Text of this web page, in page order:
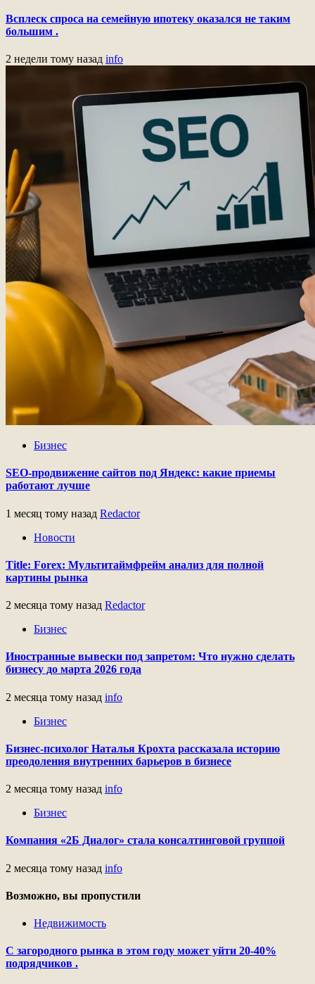
Всплеск спроса на семейную ипотеку оказался не таким
большим .
2 недели тому назад info
Бизнес
SEO-продвижение сайтов под Яндекс: какие приемы
работают лучше
1 месяц тому назад Redactor
Новости
Title: Forex: Мультитаймфрейм анализ для полной
картины рынка
2 месяца тому назад Redactor
Бизнес
Иностранные вывески под запретом: Что нужно сделать
бизнесу до марта 2026 года
2 месяца тому назад info
Бизнес
Бизнес-психолог Наталья Крохта рассказала историю
преодоления внутренних барьеров в бизнесе
2 месяца тому назад info
Бизнес
Компания «2Б Диалог» стала консалтинговой группой
2 месяца тому назад info
Возможно, вы пропустили
Недвижимость
С загородного рынка в этом году может уйти 20-40%
подрядчиков .